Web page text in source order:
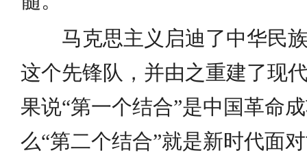
马克思主义启迪了中华民
这个先锋队，并由之重建了现
果说“第一个结合”是中国革命
么“第二个结合”就是新时代面